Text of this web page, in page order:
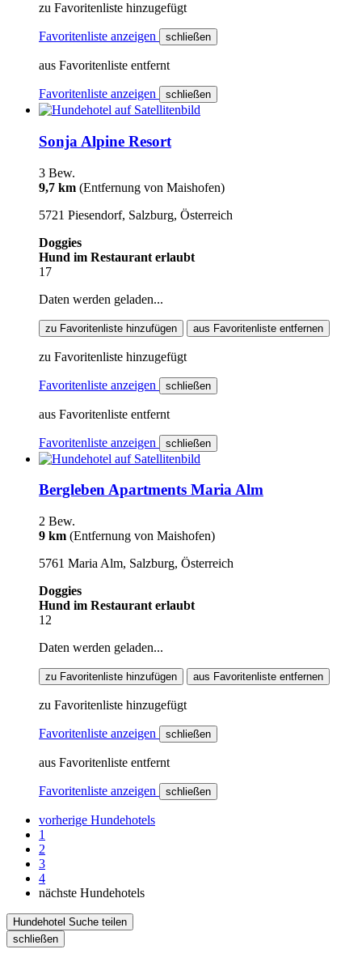
zu Favoritenliste hinzugefügt
Favoritenliste anzeigen schließen
aus Favoritenliste entfernt
Favoritenliste anzeigen schließen
Sonja Alpine Resort
3 Bew.
9,7 km (Entfernung von Maishofen)
5721 Piesendorf, Salzburg, Österreich
Doggies
Hund im Restaurant erlaubt
17
Daten werden geladen...
zu Favoritenliste hinzufügen aus Favoritenliste entfernen
zu Favoritenliste hinzugefügt
Favoritenliste anzeigen schließen
aus Favoritenliste entfernt
Favoritenliste anzeigen schließen
Bergleben Apartments Maria Alm
2 Bew.
9 km (Entfernung von Maishofen)
5761 Maria Alm, Salzburg, Österreich
Doggies
Hund im Restaurant erlaubt
12
Daten werden geladen...
zu Favoritenliste hinzufügen aus Favoritenliste entfernen
zu Favoritenliste hinzugefügt
Favoritenliste anzeigen schließen
aus Favoritenliste entfernt
Favoritenliste anzeigen schließen
vorherige Hundehotels
1
2
3
4
nächste Hundehotels
Hundehotel Suche teilen
schließen